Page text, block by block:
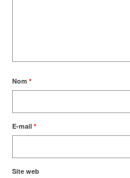
Nom *
E-mail *
Site web